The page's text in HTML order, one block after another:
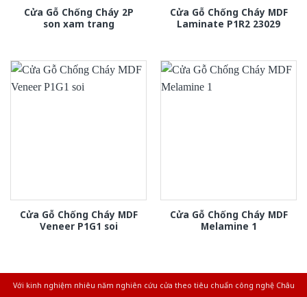
Cửa Gỗ Chống Cháy 2P
son xam trang
Cửa Gỗ Chống Cháy MDF
Laminate P1R2 23029
Cửa Gỗ Chống Cháy MDF
Veneer P1G1 soi
Cửa Gỗ Chống Cháy MDF
Melamine 1
Với kinh nghiệm nhiêu năm nghiên cứu cửa theo tiêu chuẩn công nghệ Châu